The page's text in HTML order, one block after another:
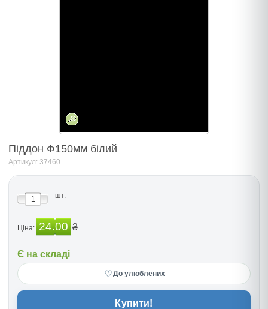
Піддон Ф150мм білий
Артикул: 37460
шт.
Ціна: 24.00 ₴
Є на складі
♡До улюблених
Купити!